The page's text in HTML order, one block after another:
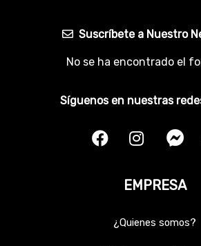
Suscríbete a Nuestro
No se ha encontrado el
Síguenos en nuestras
EMPRESA
¿Quienes somos?